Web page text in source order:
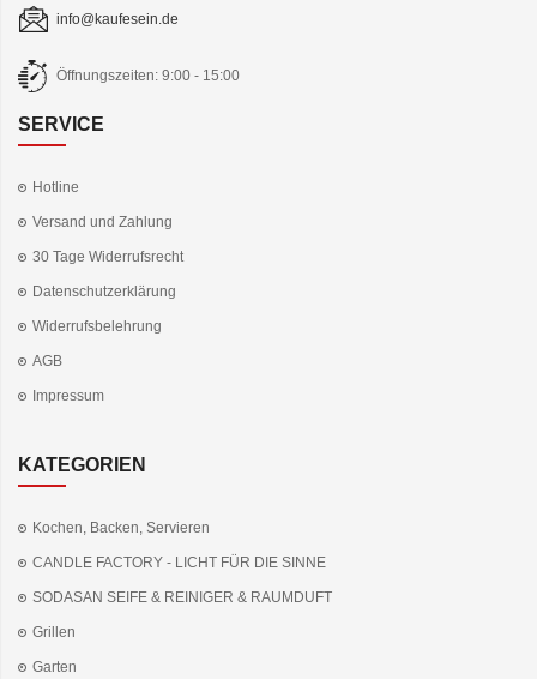
info@kaufesein.de
Öffnungszeiten: 9:00 - 15:00
SERVICE
Hotline
Versand und Zahlung
30 Tage Widerrufsrecht
Datenschutzerklärung
Widerrufsbelehrung
AGB
Impressum
KATEGORIEN
Kochen, Backen, Servieren
CANDLE FACTORY - LICHT FÜR DIE SINNE
SODASAN SEIFE & REINIGER & RAUMDUFT
Grillen
Garten